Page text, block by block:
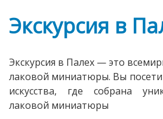
Экскурсия в
Экскурсия в Палех — это
лаковой миниатюры. Вы
искусства, где собрана
лаковой миниатюры